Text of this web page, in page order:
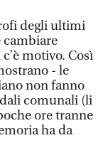
degli ultimi
cambiare
motivo. Così
- le
non fanno
comunali (li
ore tranne
ha da